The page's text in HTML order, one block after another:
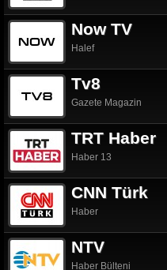
Now TV
Halef
Tv8
Gazete Magazin
TRT Haber
Haber 13
CNN Türk
Haber
NTV
Haber Bülteni